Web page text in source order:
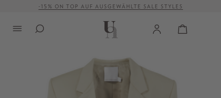
springen-15% ON TOP AUF AUSGEWÄHLTE SALE STYLES